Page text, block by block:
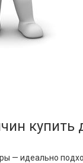
— идеально